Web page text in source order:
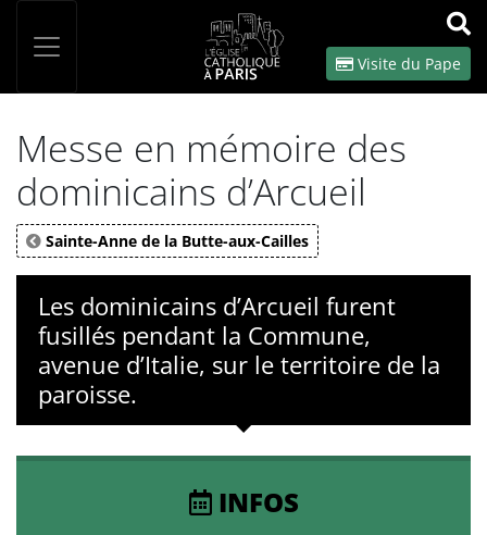
OK
Visite du Pape
Messe en mémoire des
dominicains d’Arcueil
Sainte-Anne de la Butte-aux-Cailles
Les dominicains d’Arcueil furent
fusillés pendant la Commune,
avenue d’Italie, sur le territoire de la
paroisse.
INFOS
Panneau de gestion des cookies